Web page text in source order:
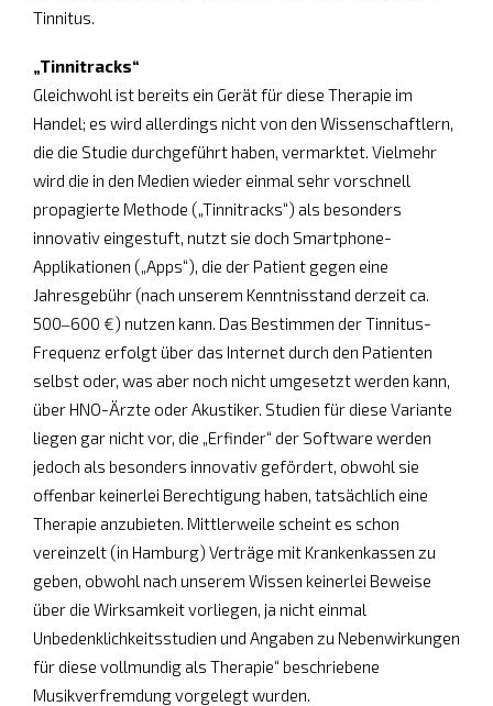
Tinnitus.
„Tinnitracks“
Gleichwohl ist bereits ein Gerät für diese Therapie im
Handel; es wird allerdings nicht von den Wissenschaftlern,
die die Studie durchgeführt haben, vermarktet. Vielmehr
wird die in den Medien wieder einmal sehr vorschnell
propagierte Methode („Tinnitracks“) als besonders
innovativ eingestuft, nutzt sie doch Smartphone-
Applikationen („Apps“), die der Patient gegen eine
Jahresgebühr (nach unserem Kenntnisstand derzeit ca.
500‒600 €) nutzen kann. Das Bestimmen der Tinnitus-
Frequenz erfolgt über das Internet durch den Patienten
selbst oder, was aber noch nicht umgesetzt werden kann,
über HNO-Ärzte oder Akustiker. Studien für diese Variante
liegen gar nicht vor, die „Erfinder“ der Software werden
jedoch als besonders innovativ gefördert, obwohl sie
offenbar keinerlei Berechtigung haben, tatsächlich eine
Therapie anzubieten. Mittlerweile scheint es schon
vereinzelt (in Hamburg) Verträge mit Krankenkassen zu
geben, obwohl nach unserem Wissen keinerlei Beweise
über die Wirksamkeit vorliegen, ja nicht einmal
Unbedenklichkeitsstudien und Angaben zu Nebenwirkungen
für diese vollmundig als Therapie“ beschriebene
Musikverfremdung vorgelegt wurden.